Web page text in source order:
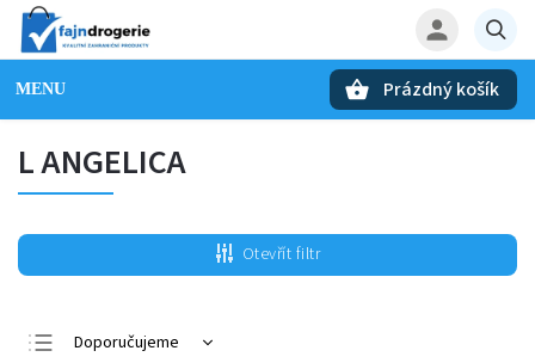
Prázdný košík
L ANGELICA
Otevřít filtr
Doporučujeme